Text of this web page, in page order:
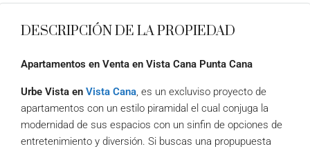
DESCRIPCIÓN DE LA PROPIEDAD
Apartamentos en Venta en Vista Cana Punta Cana
Urbe Vista en Vista Cana, es un excluviso proyecto de
apartamentos con un estilo piramidal el cual conjuga la
modernidad de sus espacios con un sinfin de opciones de
entretenimiento y diversión. Si buscas una propupuesta